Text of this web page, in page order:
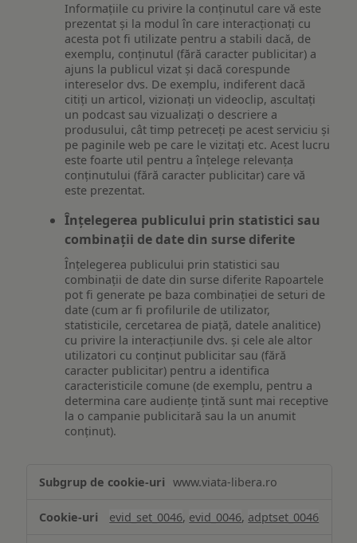
Informațiile cu privire la conținutul care vă este
prezentat și la modul în care interacționați cu
acesta pot fi utilizate pentru a stabili dacă, de
exemplu, conținutul (fără caracter publicitar) a
ajuns la publicul vizat și dacă corespunde
intereselor dvs. De exemplu, indiferent dacă
citiți un articol, vizionați un videoclip, ascultați
un podcast sau vizualizați o descriere a
produsului, cât timp petreceți pe acest serviciu și
pe paginile web pe care le vizitați etc. Acest lucru
este foarte util pentru a înțelege relevanța
conținutului (fără caracter publicitar) care vă
este prezentat.
Înțelegerea publicului prin statistici sau
combinații de date din surse diferite
Înțelegerea publicului prin statistici sau
combinații de date din surse diferite Rapoartele
pot fi generate pe baza combinației de seturi de
date (cum ar fi profilurile de utilizator,
statisticile, cercetarea de piață, datele analitice)
cu privire la interacțiunile dvs. și cele ale altor
utilizatori cu conținut publicitar sau (fără
caracter publicitar) pentru a identifica
caracteristicile comune (de exemplu, pentru a
determina care audiențe țintă sunt mai receptive
la o campanie publicitară sau la un anumit
conținut).
www.viata-libera.ro
evid_set_0046, evid_0046, adptset_0046